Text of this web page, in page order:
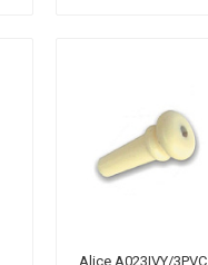
Alice A023IVY/3PVC